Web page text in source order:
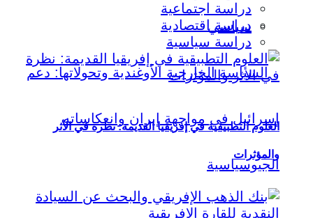
سياسي
دراسة اجتماعية
دراسة اقتصادية
دراسة سياسية
العلوم التطبيقية في إفريقيا القديمة: نظرة في الأثر
والمؤثرات